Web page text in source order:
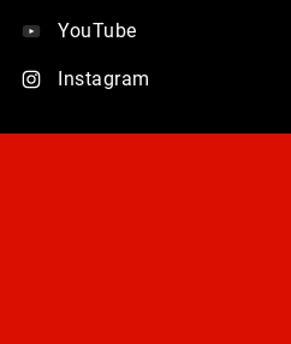
YouTube
Instagram